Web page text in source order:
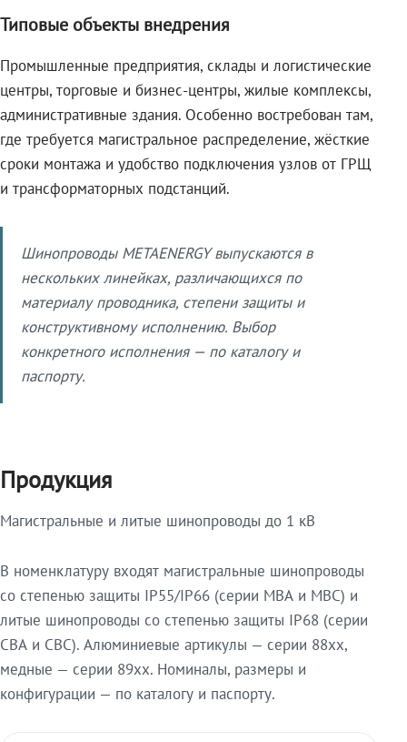
Типовые объекты внедрения
Промышленные предприятия, склады и логистические
центры, торговые и бизнес-центры, жилые комплексы,
административные здания. Особенно востребован там,
где требуется магистральное распределение, жёсткие
сроки монтажа и удобство подключения узлов от ГРЩ
и трансформаторных подстанций.
Шинопроводы METAENERGY выпускаются в
нескольких линейках, различающихся по
материалу проводника, степени защиты и
конструктивному исполнению. Выбор
конкретного исполнения — по каталогу и
паспорту.
Продукция
Магистральные и литые шинопроводы до 1 кВ
В номенклатуру входят магистральные шинопроводы
со степенью защиты IP55/IP66 (серии МВА и МВС) и
литые шинопроводы со степенью защиты IP68 (серии
СВА и СВС). Алюминиевые артикулы — серии 88xx,
медные — серии 89xx. Номиналы, размеры и
конфигурации — по каталогу и паспорту.